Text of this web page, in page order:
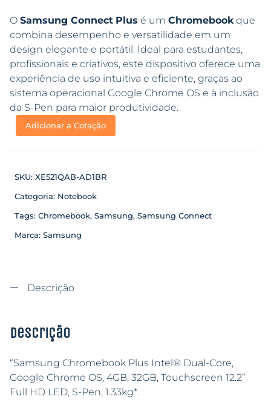
O Samsung Connect Plus é um Chromebookque
combina desempenho e versatilidade em um
design elegante e portátil. Ideal para estudantes,
profissionais e criativos, este dispositivo oferece uma
experiência de uso intuitiva e eficiente, graças ao
sistema operacional Google Chrome OS e à inclusão
da S-Pen para maior produtividade.
Adicionar a Cotação
SKU: XE521QAB-AD1BR
Categoria: Notebook
Tags: Chromebook, Samsung, Samsung Connect
Marca: Samsung
Descrição
Descrição
“Samsung Chromebook Plus Intel® Dual-Core,
Google Chrome OS, 4GB, 32GB, Touchscreen 12.2”
Full HD LED, S-Pen, 1.33kg*.